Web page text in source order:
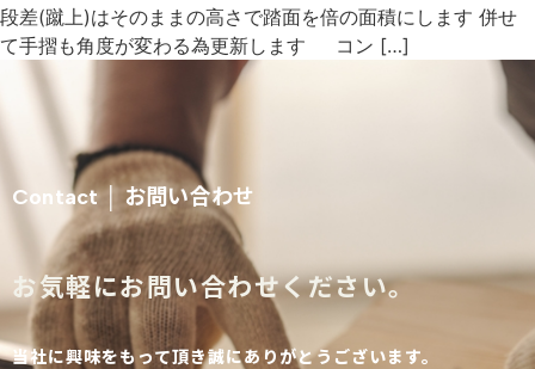
段差(蹴上)はそのままの高さで踏面を倍の面積にします 併せ
て手摺も角度が変わる為更新します コン […]
Contact │ お問い合わせ
お気軽にお問い合わせください。
当社に興味をもって頂き誠にありがとうございます。